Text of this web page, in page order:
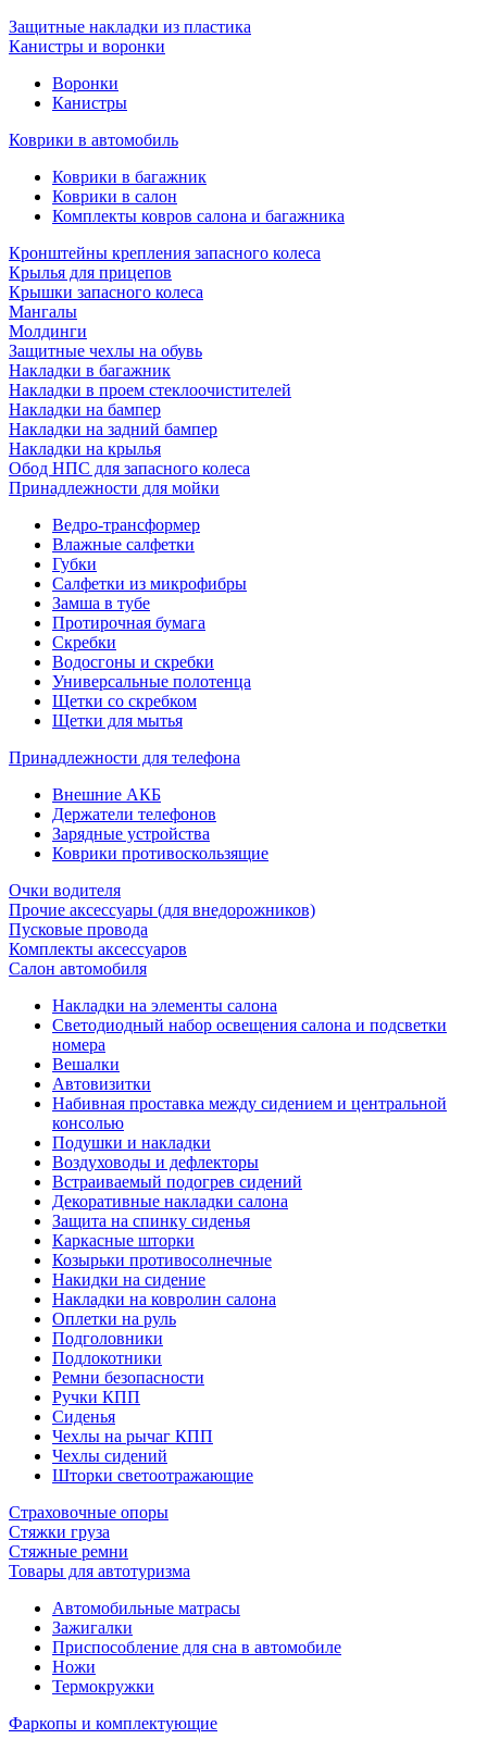
Защитные накладки из пластика
Канистры и воронки
Воронки
Канистры
Коврики в автомобиль
Коврики в багажник
Коврики в салон
Комплекты ковров салона и багажника
Кронштейны крепления запасного колеса
Крылья для прицепов
Крышки запасного колеса
Мангалы
Молдинги
Защитные чехлы на обувь
Накладки в багажник
Накладки в проем стеклоочистителей
Накладки на бампер
Накладки на задний бампер
Накладки на крылья
Обод НПС для запасного колеса
Принадлежности для мойки
Ведро-трансформер
Влажные салфетки
Губки
Салфетки из микрофибры
Замша в тубе
Протирочная бумага
Скребки
Водосгоны и скребки
Универсальные полотенца
Щетки со скребком
Щетки для мытья
Принадлежности для телефона
Внешние АКБ
Держатели телефонов
Зарядные устройства
Коврики противоскользящие
Очки водителя
Прочие аксессуары (для внедорожников)
Пусковые провода
Комплекты аксессуаров
Салон автомобиля
Накладки на элементы салона
Светодиодный набор освещения салона и подсветки
номера
Вешалки
Автовизитки
Набивная проставка между сидением и центральной
консолью
Подушки и накладки
Воздуховоды и дефлекторы
Встраиваемый подогрев сидений
Декоративные накладки салона
Защита на спинку сиденья
Каркасные шторки
Козырьки противосолнечные
Накидки на сидение
Накладки на ковролин салона
Оплетки на руль
Подголовники
Подлокотники
Ремни безопасности
Ручки КПП
Сиденья
Чехлы на рычаг КПП
Чехлы сидений
Шторки светоотражающие
Страховочные опоры
Стяжки груза
Стяжные ремни
Товары для автотуризма
Автомобильные матрасы
Зажигалки
Приспособление для сна в автомобиле
Ножи
Термокружки
Фаркопы и комплектующие